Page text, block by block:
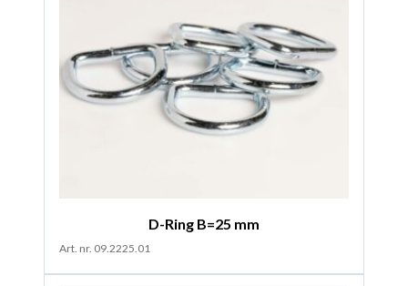
D-Ring B=25 mm
Art. nr. 09.2225.01